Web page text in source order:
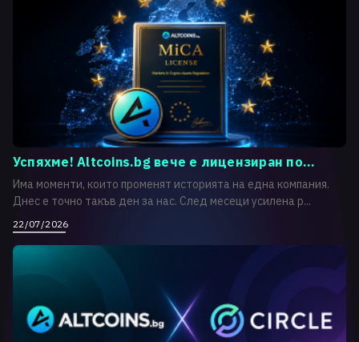
Успяхме! Altcoins.bg вече е лицензиран по...
Има моменти, които променят историята на една компания.
Днес е точно такъв ден за нас. След месеци усилена р...
22/07/2026